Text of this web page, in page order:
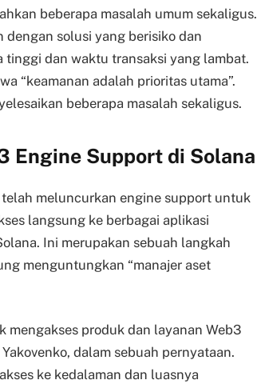
beberapa masalah umum sekaligus.
dengan solusi yang berisiko dan
dan waktu transaksi yang lambat.
“keamanan adalah prioritas utama”.
beberapa masalah sekaligus.
Engine Support di Solana
meluncurkan engine support untuk
langsung ke berbagai aplikasi
Ini merupakan sebuah langkah
menguntungkan “manajer aset
mengakses produk dan layanan Web3
dalam sebuah pernyataan.
ke kedalaman dan luasnya